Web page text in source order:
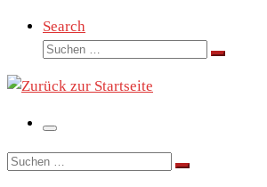
Search
Suche
Suchen …
Menü
Suche
Suchen …